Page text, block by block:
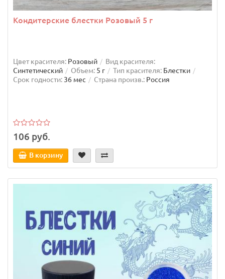
Кондитерские блестки Розовый 5 г
Цвет красителя: Розовый
Вид красителя:
Синтетический
Объем: 5 г Тип красителя: Блестки
Срок годности: 36 мес Страна произв.: Россия
106 руб.
В корзину